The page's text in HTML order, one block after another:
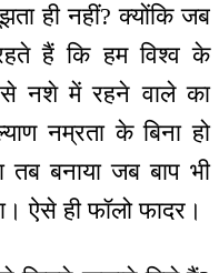
ही नहीं? क्योंकि जब
हैं कि हम विश्व के
नशे में रहने वाले का
नम्रता के बिना हो
बनाया जब बाप भी
ऐसे ही फॉलो फादर।